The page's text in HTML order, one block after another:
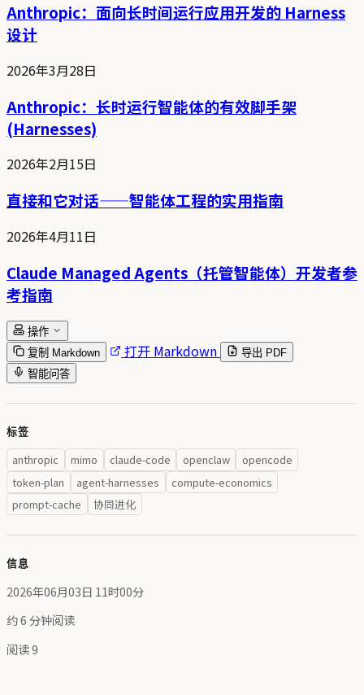
Anthropic：面向长时间运行应用开发的 Harness
设计
2026年3月28日
Anthropic：长时运行智能体的有效脚手架
(Harnesses)
2026年2月15日
直接和它对话——智能体工程的实用指南
2026年4月11日
Claude Managed Agents（托管智能体）开发者参
考指南
操作
复制 Markdown
打开 Markdown
导出 PDF
智能问答
标签
anthropic mimo claude-code openclaw
opencode
token-plan
agent-harnesses
compute-economics
prompt-cache
协同进化
信息
2026年06月03日 11时00分
约 6 分钟阅读
阅读9